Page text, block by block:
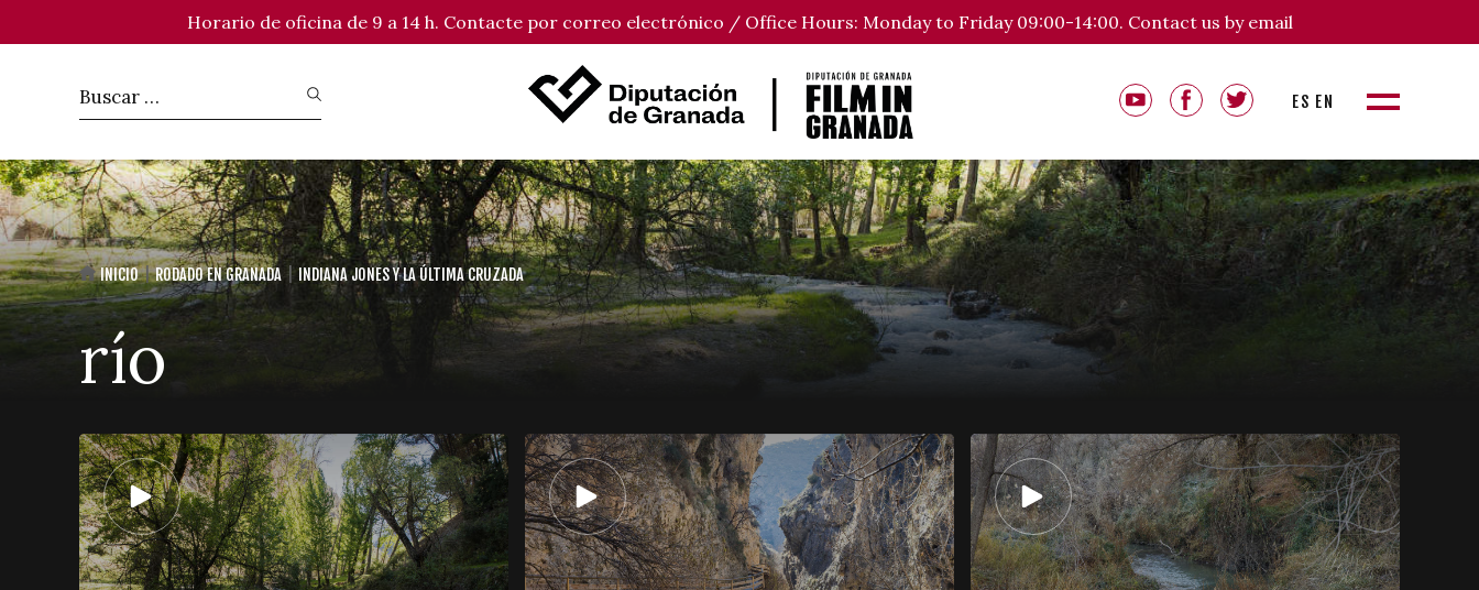
Horario de oficina de 9 a 14 h. Contacte por correo electrónico / Office Hours: Monday to Friday 09:00-14:00. Contact us by email
ES EN
INICIO RODADO EN GRANADA INDIANA JONES Y LA ÚLTIMA CRUZADA
río